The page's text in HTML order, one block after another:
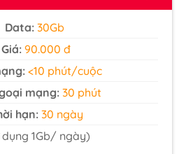
Data: 30Gb
Giá:90.000 đ
<10 phút/cuộc
mạng:30 phút
hạn:30 ngày
dụng 1Gb/ ngày)